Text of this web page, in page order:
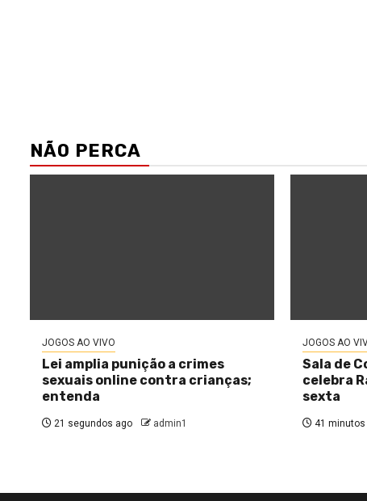
NÃO PERCA
JOGOS AO VIVO
Lei amplia punição a crimes
sexuais online contra crianças;
entenda
21 segundos ago admin1
JOGOS AO
Sala de
celebra
sexta
41 minutos